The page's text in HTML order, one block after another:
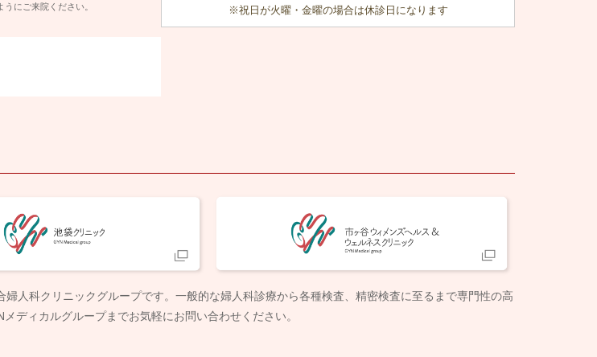
にご来院ください。 ※祝日が火曜・金曜の場合は休診日になります
人科クリニックグループです。一般的な婦人科診療から各種検査、精密検査に至るまで専門性の高
ディカルグループまでお気軽にお問い合わせください。